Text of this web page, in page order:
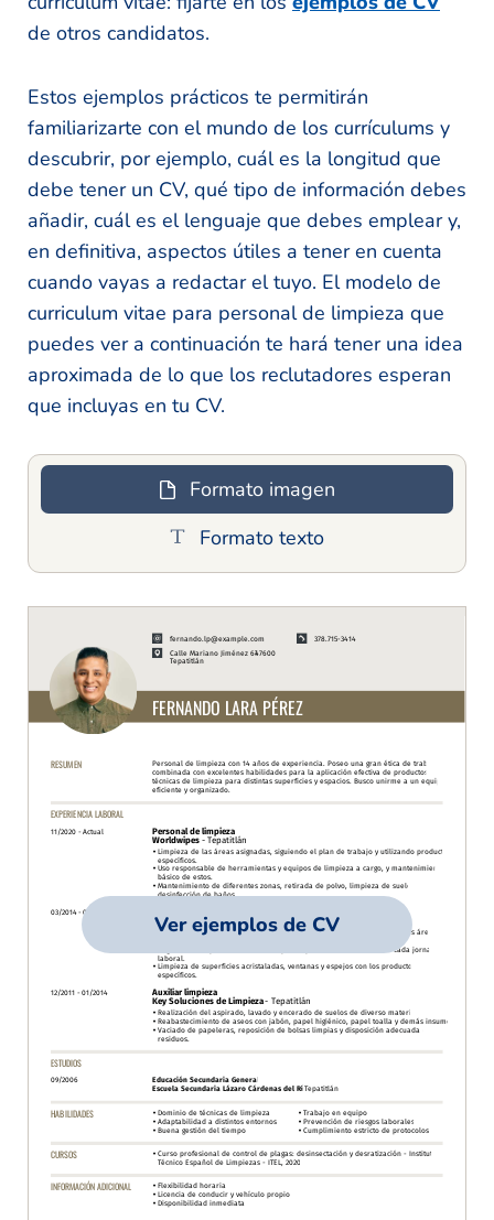
de otros candidatos.
Estos ejemplos prácticos te permitirán
familiarizarte con el mundo de los currículums y
descubrir, por ejemplo, cuál es la longitud que
debe tener un CV, qué tipo de información debes
añadir, cuál es el lenguaje que debes emplear y,
en definitiva, aspectos útiles a tener en cuenta
cuando vayas a redactar el tuyo. El modelo de
curriculum vitae para personal de limpieza que
puedes ver a continuación te hará tener una idea
aproximada de lo que los reclutadores esperan
que incluyas en tu CV.
Formato imagen
Formato texto
Ver ejemplos de CV